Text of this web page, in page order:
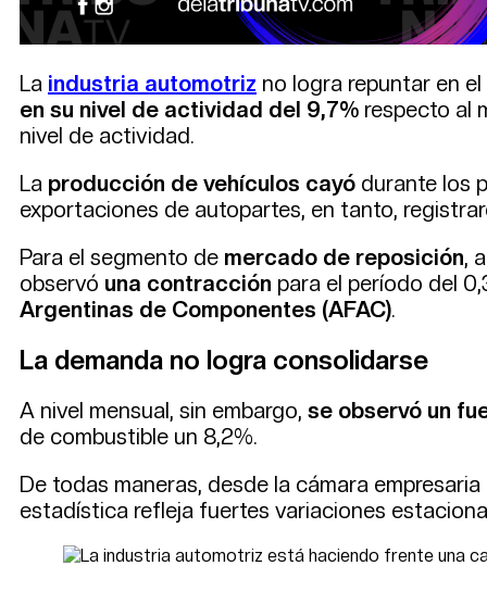
La industria automotriz no logra repuntar en
en su nivel de actividad del 9,7% respecto al
nivel de actividad.
La producción de vehículos cayó durante los
exportaciones de autopartes, en tanto,
Para el segmento de mercado de reposición,
observó una contracción para el período del
Argentinas de Componentes (AFAC).
La demanda no logra consolidarse
A nivel mensual, sin embargo, se observó un
de combustible un 8,2%.
De todas maneras, desde la cámara
estadística refleja fuertes variaciones